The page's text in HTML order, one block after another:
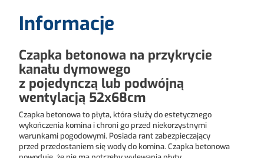
Informacje
Czapka betonowa na przykrycie
kanału dymowego
z pojedynczą lub podwójną
wentylacją 52x68cm
Czapka betonowa to płyta, która służy do estetycznego
wykończenia komina i chroni go przed niekorzystnymi
warunkami pogodowymi. Posiada rant zabezpieczający
przed przedostaniem się wody do komina. Czapka betonowa